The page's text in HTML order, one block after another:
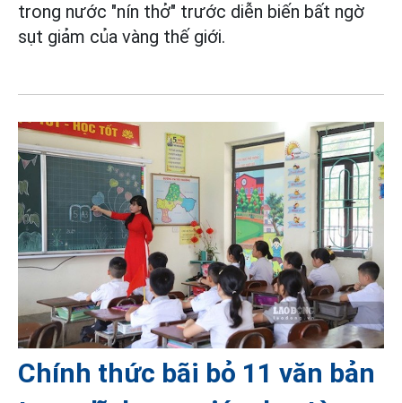
trong nước "nín thở" trước diễn biến bất ngờ
sụt giảm của vàng thế giới.
Chính thức bãi bỏ 11 văn bản